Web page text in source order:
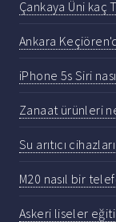
Çankaya Üni kaç
Ankara
iPhone 5s Siri
Zanaat ürünleri
Su arıtıcı
M20 nasıl bir
Askeri liseler